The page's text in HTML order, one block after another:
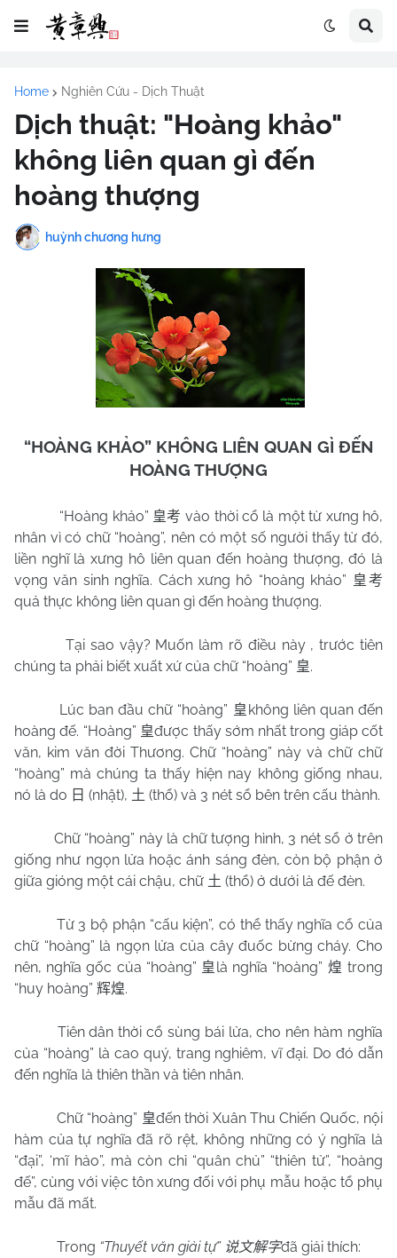
Home Nghiên Cứu - Dịch Thuật
Dịch thuật: "Hoàng khảo"
không liên quan gì đến
hoàng thượng
huỳnh chương hưng
“HOÀNG KHẢO” KHÔNG LIÊN QUAN GÌ ĐẾN
HOÀNG THƯỢNG
“Hoàng khảo” 皇考 vào thời cổ là một từ xưng hô,
nhân vì có chữ “hoàng”, nên có một số người thấy từ đó,
liền nghĩ là xưng hô liên quan đến hoàng thượng, đó là
vọng văn sinh nghĩa. Cách xưng hô “hoàng khảo” 皇考
quả thực không liên quan gì đến hoàng thượng.
Tại sao vậy? Muốn làm rõ điều này , trước tiên
chúng ta phải biết xuất xứ của chữ “hoàng” 皇.
Lúc ban đầu chữ “hoàng” 皇 không liên quan đến
hoàng đế. “Hoàng” 皇được thấy sớm nhất trong giáp cốt
văn, kim văn đời Thương. Chữ “hoàng” này và chữ chữ
“hoàng” mà chúng ta thấy hiện nay không giống nhau,
nó là do 日 (nhật), 土 (thổ) và 3 nét sổ bên trên cấu thành.
Chữ “hoàng” này là chữ tượng hình, 3 nét sổ ở trên
giống như ngọn lửa hoặc ánh sáng đèn, còn bộ phận ở
giữa gióng một cái chậu, chữ 土 (thổ) ở dưới là đế đèn.
Từ 3 bộ phận “cấu kiện”, có thể thấy nghĩa cổ của
chữ “hoàng” là ngọn lửa của cây đuốc bừng cháy. Cho
nên, nghĩa gốc của “hoàng” 皇 là nghĩa “hoàng” 煌 trong
“huy hoàng” 辉煌.
Tiên dân thời cổ sùng bái lửa, cho nên hàm nghĩa
của “hoàng” là cao quý, trang nghiêm, vĩ đại. Do đó dẫn
đến nghĩa là thiên thần và tiên nhân.
Chữ “hoàng” 皇đến thời Xuân Thu Chiến Quốc, nội
hàm của tự nghĩa đã rõ rệt, không những có ý nghĩa là
“đại”, ‘mĩ hảo”, mà còn chỉ “quân chủ” “thiên tử”, “hoàng
đế”, cùng với việc tôn xưng đối với phụ mẫu hoặc tổ phụ
mẫu đã mất.
Trong “Thuyết văn giải tự” 说文解字đã giải thích: